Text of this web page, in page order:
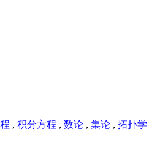
, 积分方程 , 数论 , 集论 , 拓扑学